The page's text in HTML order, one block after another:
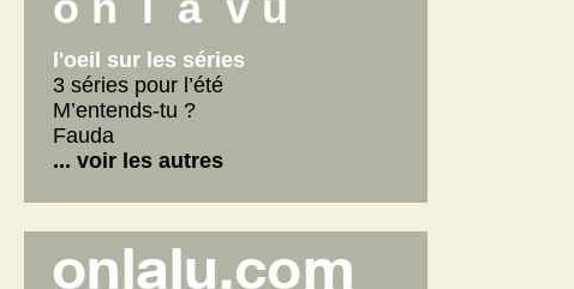
l'oeil sur les séries
3 séries pour l’été
M’entends-tu ?
Fauda
... voir les autres